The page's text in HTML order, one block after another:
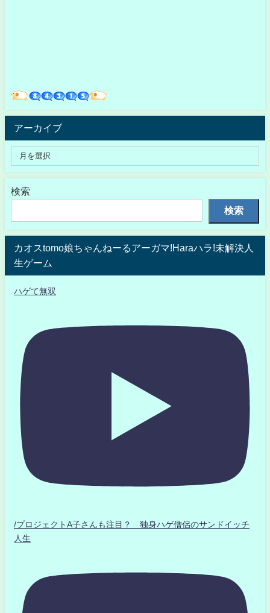
アーカイブ
検索
検索
カオスtomo娘ちゃんねーるアーガマ!Haraハラ!未解決人
生ゲーム
ハゲて無双
/プロジェクトA子さんも注目？ 独身ハゲ僧侶のサンドイッチ
人生